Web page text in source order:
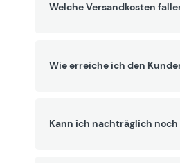
Welche Versandkosten
Wie erreiche ich den
Kann ich nachträglich